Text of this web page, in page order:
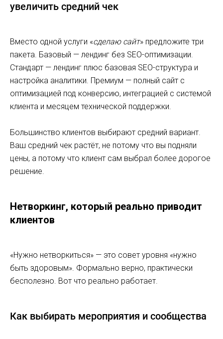
увеличить средний чек
Вместо одной услуги «сделаю сайт» предложите три
пакета. Базовый — лендинг без SEO-оптимизации.
Стандарт — лендинг плюс базовая SEO-структура и
настройка аналитики. Премиум — полный сайт с
оптимизацией под конверсию, интеграцией с системой
клиента и месяцем технической поддержки.
Большинство клиентов выбирают средний вариант.
Ваш средний чек растёт, не потому что вы подняли
цены, а потому что клиент сам выбрал более дорогое
решение.
Нетворкинг, который реально приводит
клиентов
«Нужно нетворкиться» — это совет уровня «нужно
быть здоровым». Формально верно, практически
бесполезно. Вот что реально работает.
Как выбирать мероприятия и сообщества